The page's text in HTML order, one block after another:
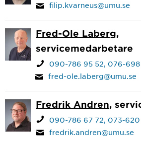
filip.kvarneus@umu.se
Fred-Ole Laberg,
servicemedarbetare
090-786 95 52 076-
fred-ole.laberg@umu.se
Fredrik Andren,
090-786 67 72 073-620
fredrik.andren@umu.se